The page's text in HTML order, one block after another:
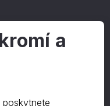
a
poskytnete